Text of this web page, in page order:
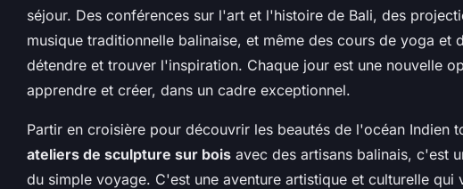
séjour. Des conférences sur l'art et l'histoire de Bali, des
musique traditionnelle balinaise, et même des cours de yoga et
détendre et trouver l'inspiration. Chaque jour est une nouvelle
apprendre et créer, dans un cadre exceptionnel.
Partir en croisière pour découvrir les beautés de l'océan Indien
ateliers de sculpture sur bois avec des artisans balinais, c'est
du simple voyage. C'est une aventure artistique et culturelle